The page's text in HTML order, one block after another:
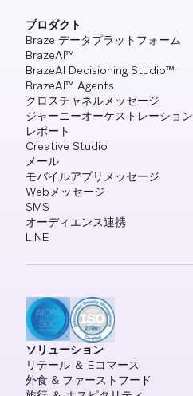
プロダクト
Braze データプラットフォーム
BrazeAI™
BrazeAI Decisioning Studio™
BrazeAI™ Agents
クロスチャネルメッセージ
ジャーニーオーケストレーション
レポート
Creative Studio
メール
モバイルアプリメッセージ
Webメッセージ
SMS
オーディエンス連携
LINE
ソリューション
リテール ＆ Eコマース
外食 & ファーストフード